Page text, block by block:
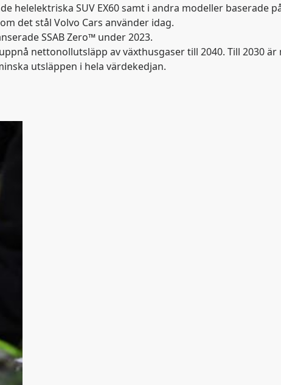
SUV EX60 samt i andra modeller baserade
det stål Volvo Cars använder idag.
SSAB Zero™ under 2023.
nettonollutsläpp av växthusgaser till 2040. Till 2030 är
utsläppen i hela värdekedjan.